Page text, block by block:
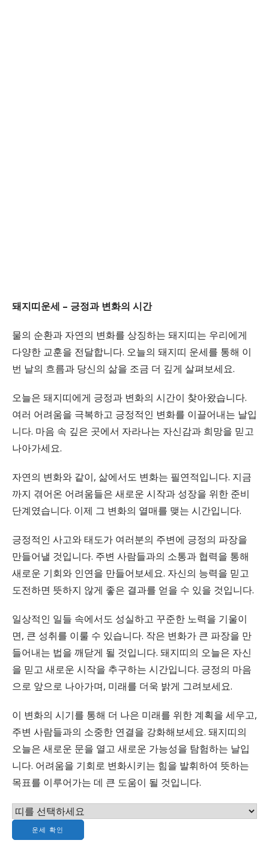
돼지띠운세 – 긍정과 변화의 시간
물의 순환과 자연의 변화를 상징하는 돼지띠는 우리에게
다양한 교훈을 전달합니다. 오늘의 돼지띠 운세를 통해 이
번 날의 흐름과 당신의 삶을 조금 더 깊게 살펴보세요.
오늘은 돼지띠에게 긍정과 변화의 시간이 찾아왔습니다.
여러 어려움을 극복하고 긍정적인 변화를 이끌어내는 날입
니다. 마음 속 깊은 곳에서 자라나는 자신감과 희망을 믿고
나아가세요.
자연의 변화와 같이, 삶에서도 변화는 필연적입니다. 지금
까지 겪어온 어려움들은 새로운 시작과 성장을 위한 준비
단계였습니다. 이제 그 변화의 열매를 맺는 시간입니다.
긍정적인 사고와 태도가 여러분의 주변에 긍정의 파장을
만들어낼 것입니다. 주변 사람들과의 소통과 협력을 통해
새로운 기회와 인연을 만들어보세요. 자신의 능력을 믿고
도전하면 뜻하지 않게 좋은 결과를 얻을 수 있을 것입니다.
일상적인 일들 속에서도 성실하고 꾸준한 노력을 기울이
면, 큰 성취를 이룰 수 있습니다. 작은 변화가 큰 파장을 만
들어내는 법을 깨닫게 될 것입니다. 돼지띠의 오늘은 자신
을 믿고 새로운 시작을 추구하는 시간입니다. 긍정의 마음
으로 앞으로 나아가며, 미래를 더욱 밝게 그려보세요.
이 변화의 시기를 통해 더 나은 미래를 위한 계획을 세우고,
주변 사람들과의 소중한 연결을 강화해보세요. 돼지띠의
오늘은 새로운 문을 열고 새로운 가능성을 탐험하는 날입
니다. 어려움을 기회로 변화시키는 힘을 발휘하여 뜻하는
목표를 이루어가는 데 큰 도움이 될 것입니다.
운세 확인